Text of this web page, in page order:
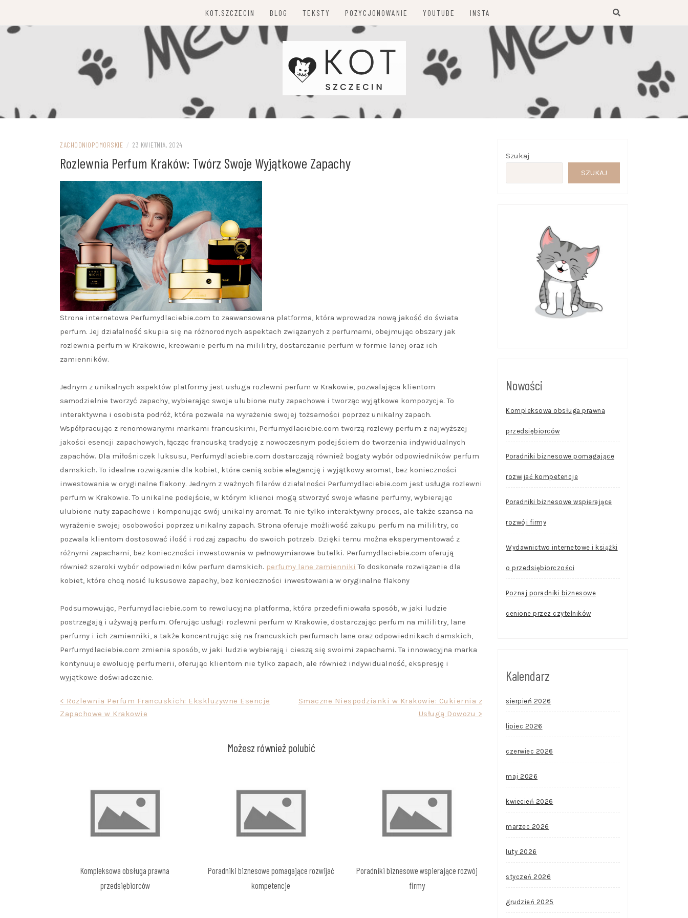
treści
KOT.SZCZECIN BLOG TEKSTY POZYCJONOWANIE YOUTUBE INSTA
ZACHODNIOPOMORSKIE / 23 KWIETNIA, 2024
Rozlewnia Perfum Kraków: Twórz Swoje Wyjątkowe Zapachy
Strona internetowa Perfumydlaciebie.com to zaawansowana platforma, która wprowadza nową jakość do świata
perfum. Jej działalność skupia się na różnorodnych aspektach związanych z perfumami, obejmując obszary jak
rozlewnia perfum w Krakowie, kreowanie perfum na mililitry, dostarczanie perfum w formie lanej oraz ich
zamienników.
Jednym z unikalnych aspektów platformy jest usługa rozlewni perfum w Krakowie, pozwalająca klientom
samodzielnie tworzyć zapachy, wybierając swoje ulubione nuty zapachowe i tworząc wyjątkowe kompozycje. To
interaktywna i osobista podróż, która pozwala na wyrażenie swojej tożsamości poprzez unikalny zapach.
Współpracując z renomowanymi markami francuskimi, Perfumydlaciebie.com tworzą rozlewy perfum z najwyższej
jakości esencji zapachowych, łącząc francuską tradycję z nowoczesnym podejściem do tworzenia indywidualnych
zapachów. Dla miłośniczek luksusu, Perfumydlaciebie.com dostarczają również bogaty wybór odpowiedników perfum
damskich. To idealne rozwiązanie dla kobiet, które cenią sobie elegancję i wyjątkowy aromat, bez konieczności
inwestowania w oryginalne flakony. Jednym z ważnych filarów działalności Perfumydlaciebie.com jest usługa rozlewni
perfum w Krakowie. To unikalne podejście, w którym klienci mogą stworzyć swoje własne perfumy, wybierając
ulubione nuty zapachowe i komponując swój unikalny aromat. To nie tylko interaktywny proces, ale także szansa na
wyrażenie swojej osobowości poprzez unikalny zapach. Strona oferuje możliwość zakupu perfum na mililitry, co
pozwala klientom dostosować ilość i rodzaj zapachu do swoich potrzeb. Dzięki temu można eksperymentować z
różnymi zapachami, bez konieczności inwestowania w pełnowymiarowe butelki. Perfumydlaciebie.com oferują
również szeroki wybór odpowiedników perfum damskich. perfumy lane zamienniki To doskonałe rozwiązanie dla
kobiet, które chcą nosić luksusowe zapachy, bez konieczności inwestowania w oryginalne flakony
Podsumowując, Perfumydlaciebie.com to rewolucyjna platforma, która przedefiniowała sposób, w jaki ludzie
postrzegają i używają perfum. Oferując usługi rozlewni perfum w Krakowie, dostarczając perfum na mililitry, lane
perfumy i ich zamienniki, a także koncentrując się na francuskich perfumach lane oraz odpowiednikach damskich,
Perfumydlaciebie.com zmienia sposób, w jaki ludzie wybierają i cieszą się swoimi zapachami. Ta innowacyjna marka
kontynuuje ewolucję perfumerii, oferując klientom nie tylko zapach, ale również indywidualność, ekspresję i
wyjątkowe doświadczenie.
Nawigacja
wpisu
< Rozlewnia Perfum Francuskich: Ekskluzywne Esencje
Zapachowe w Krakowie
Smaczne Niespodzianki w Krakowie: Cukiernia z
Usługą Dowozu >
Możesz również polubić
Kompleksowa obsługa prawna
przedsiębiorców
Poradniki biznesowe pomagające rozwijać
kompetencje
Poradniki biznesowe wspierające rozwój
firmy
Szukaj
SZUKAJ
Nowości
Kompleksowa obsługa prawna
przedsiębiorców
Poradniki biznesowe pomagające
rozwijać kompetencje
Poradniki biznesowe wspierające
rozwój firmy
Wydawnictwo internetowe i książki
o przedsiębiorczości
Poznaj poradniki biznesowe
cenione przez czytelników
Kalendarz
sierpień 2026
lipiec 2026
czerwiec 2026
maj 2026
kwiecień 2026
marzec 2026
luty 2026
styczeń 2026
grudzień 2025